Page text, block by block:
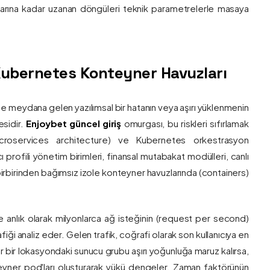
kadar uzanan döngüleri teknik parametrelerle masaya
Konteyner Havuzları
gelen yazılımsal bir hatanın veya aşırı yüklenmenin
Enjoybet güncel giriş omurgası, bu riskleri sıfırlamak
architecture) ve Kubernetes orkestrasyon
profili yönetim birimleri, finansal mutabakat modülleri, canlı
bağımsız izole konteyner havuzlarında (containers)
olarak milyonlarca ağ isteğinin (request per second)
analiz eder. Gelen trafik, coğrafi olarak son kullanıcıya en
lokasyondaki sunucu grubu aşırı yoğunluğa maruz kalırsa,
pod'ları oluşturarak yükü dengeler. Zaman faktörünün